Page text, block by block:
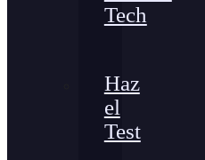
Tech
Haz
el
Test